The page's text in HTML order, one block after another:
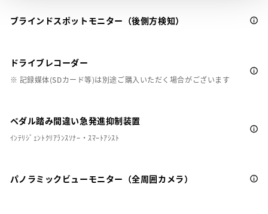
ブラインドスポットモニター（後側方検知）
ドライブレコーダー
※ 記録媒体(SDカード等)は別途ご購入いただく場合がございます
ペダル踏み間違い急発進抑制装置
ｲﾝﾃﾘｼﾞｪﾝﾄｸﾘｱﾗﾝｽｿﾅｰ・ｽﾏｰﾄｱｼｽﾄ
パノラミックビューモニター（全周囲カメラ）